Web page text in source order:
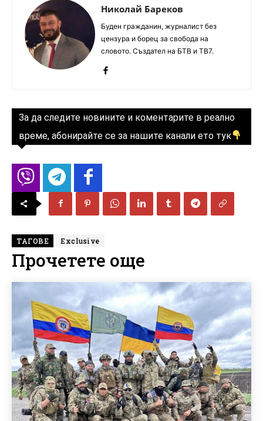
Николай Бареков
Буден гражданин, журналист без
цензура и борец за свобода на
словото. Създател на БТВ и ТВ7.
За да следите новините и коментарите в реално
време, абонирайте се за нашите канали ето тук
ТАГОВЕ Exclusive
Прочетете още